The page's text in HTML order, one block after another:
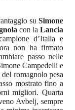
su Simone
con la Lancia
d’Italia e
non ha firmato
passo nelle
Campedelli e
romagnolo pesa
mostrato fino a
migliori. Quarta
Avbelj, sempre